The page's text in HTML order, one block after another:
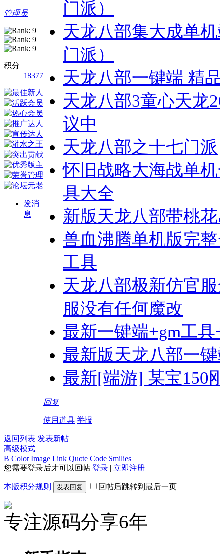
管理员
积分
18377
发消
息
门派）
天龙八部集大成单
门派）
天龙八部一键端 精
天龙八部3童心天龙
议中
天龙八部之十七门派
怀旧战略大海战单
具大全
新版天龙八部带桃
兽血沸腾单机版完
工具
天龙八部极新仿官
服没有任何魔改
最新一键端+gm工
最新版天龙八部一
最新[端游] 某宝150
回复
使用道具 举报
返回列表 发表新帖
高级模式
B Color Image Link Quote Code Smilies
您需要登录后才可以回帖 登录 | 立即注册
本版积分规则 发表回复 回帖后跳转到最后一页
专注源码分享6年